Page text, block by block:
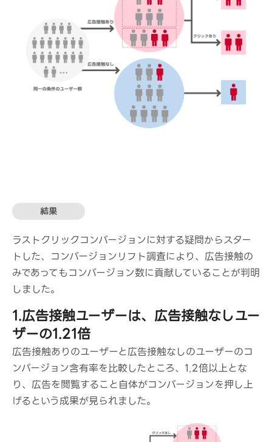
結果
ラストクリックコンバージョンに対する疑問からスター
トした、コンバージョンリフト調査により、広告接触の
みであってもコンバージョン数に貢献していることが判明
しました。
1.広告接触ユーザーは、広告接触なしユー
ザーの1.21倍
広告接触ありのユーザーと広告接触なしのユーザーのコ
ンバージョン含有率を比較したところ、1.2倍以上とな
り、広告を閲覧すること自体がコンバージョンを押し上
げるという成果が見られました。